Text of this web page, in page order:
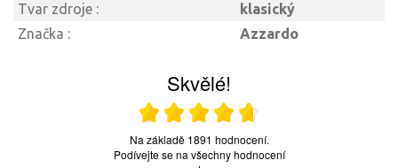
Tvar zdroje :
klasický
Značka :
Azzardo